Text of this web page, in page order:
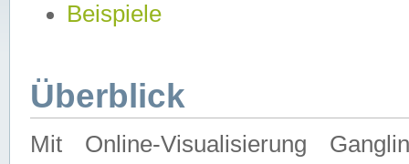
Beispiele
Überblick
Mit Online-Visualisierung